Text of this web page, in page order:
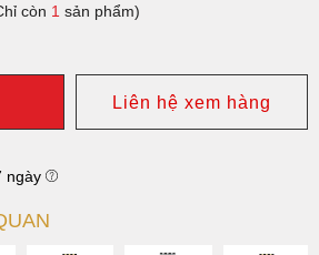
còn 1 sản phẩm)
Liên hệ xem hàng
ngày